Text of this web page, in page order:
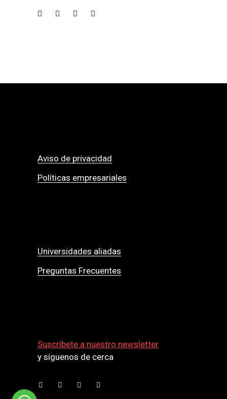
Aviso de privacidad
Políticas empresariales
Universidades aliadas
Preguntas Frecuentes
Suscríbete a nuestro newsletter
y síguenos de cerca